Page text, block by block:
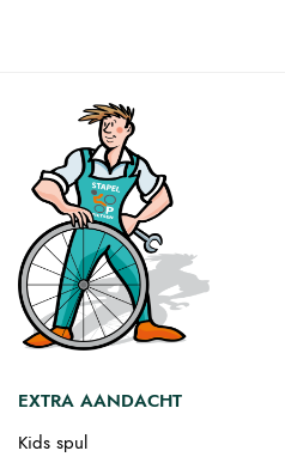
EXTRA AANDACHT
Kids spul